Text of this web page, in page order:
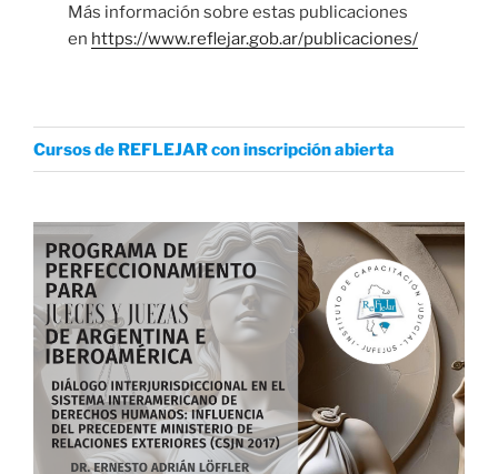
Más información sobre estas publicaciones
en https://www.reflejar.gob.ar/publicaciones/
Cursos de REFLEJAR con inscripción abierta